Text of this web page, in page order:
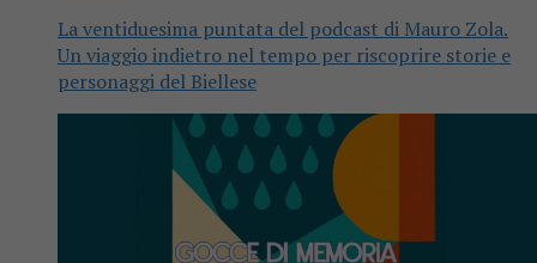
La ventiduesima puntata del podcast di Mauro Zola.
Un viaggio indietro nel tempo per riscoprire storie e
personaggi del Biellese